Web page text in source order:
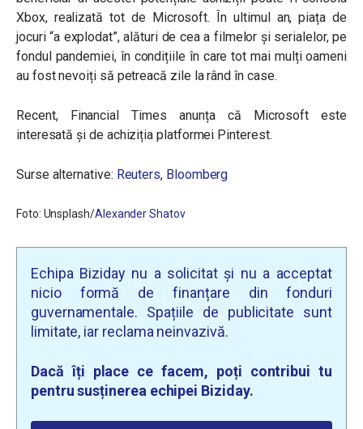
Xbox, realizată tot de Microsoft. În ultimul an, piața de
jocuri “a explodat”, alături de cea a filmelor și serialelor, pe
fondul pandemiei, în condițiile în care tot mai mulți oameni
au fost nevoiți să petreacă zile la rând în case.
Recent, Financial Times anunța că Microsoft este
interesată și de achiziția platformei Pinterest.
Surse alternative: Reuters, Bloomberg
Foto: Unsplash/Alexander Shatov
Echipa Biziday nu a solicitat și nu a acceptat
nicio formă de finanțare din fonduri
guvernamentale. Spațiile de publicitate sunt
limitate, iar reclama neinvazivă.
Dacă îți place ce facem, poți contribui tu
pentru susținerea echipei Biziday.